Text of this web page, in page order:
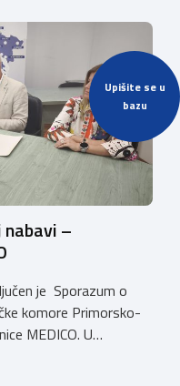
Upišite se u
bazu
–
je Sporazum o
komore Primorsko-
MEDICO. U